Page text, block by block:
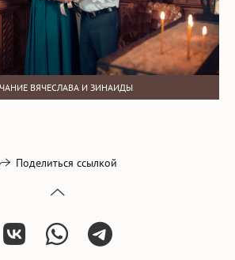
ВЯЧЕСЛАВА И ЗИНАИДЫ
Поделиться ссылкой